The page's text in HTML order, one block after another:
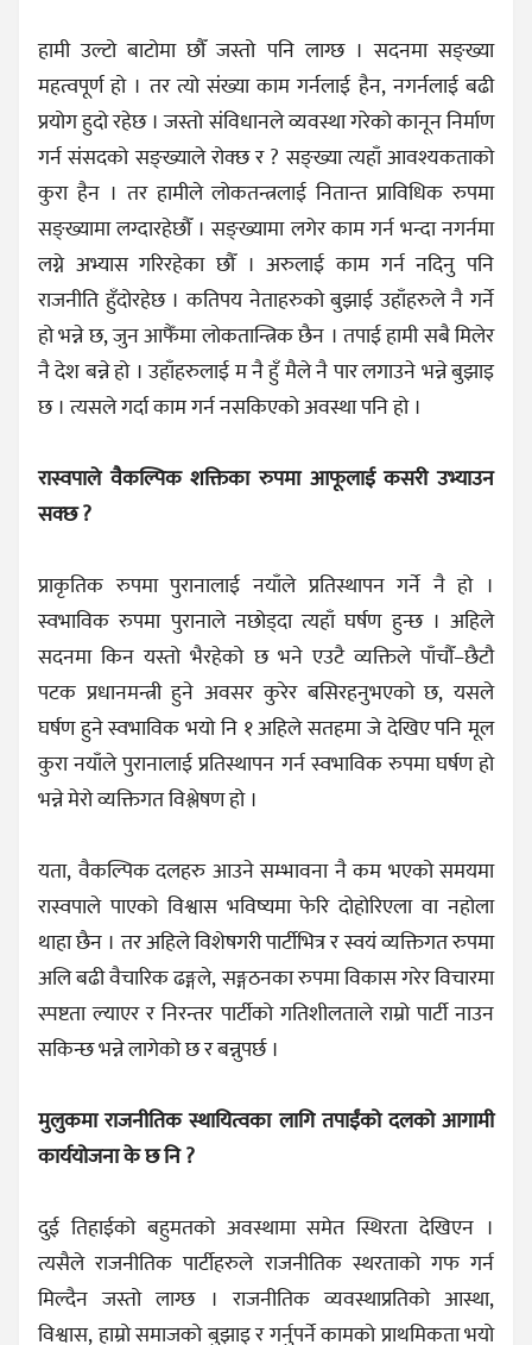
हामी उल्टो बाटोमा छौँ जस्तो पनि लाग्छ । सदनमा सङ्ख्या
महत्वपूर्ण हो । तर त्यो संख्या काम गर्नलाई हैन, नगर्नलाई बढी
प्रयोग हुदो रहेछ । जस्तो संविधानले व्यवस्था गरेको कानून निर्माण
गर्न संसदको सङ्ख्याले रोक्छ र ? सङ्ख्या त्यहाँ आवश्यकताको
कुरा हैन । तर हामीले लोकतन्त्रलाई नितान्त प्राविधिक रुपमा
सङ्ख्यामा लग्दारहेछौँ । सङ्ख्यामा लगेर काम गर्न भन्दा नगर्नमा
लग्ने अभ्यास गरिरहेका छौँ । अरुलाई काम गर्न नदिनु पनि
राजनीति हुँदोरहेछ । कतिपय नेताहरुको बुझाई उहाँहरुले नै गर्ने
हो भन्ने छ, जुन आफैँमा लोकतान्त्रिक छैन । तपाई हामी सबै मिलेर
नै देश बन्ने हो । उहाँहरुलाई म नै हुँ मैले नै पार लगाउने भन्ने बुझाइ
छ । त्यसले गर्दा काम गर्न नसकिएको अवस्था पनि हो ।
रास्वपाले वैकल्पिक शक्तिका रुपमा आफूलाई कसरी उभ्याउन
सक्छ ?
प्राकृतिक रुपमा पुरानालाई नयाँले प्रतिस्थापन गर्ने नै हो ।
स्वभाविक रुपमा पुरानाले नछोड्दा त्यहाँ घर्षण हुन्छ । अहिले
सदनमा किन यस्तो भैरहेको छ भने एउटै व्यक्तिले पाँचौँ–छैटौ
पटक प्रधानमन्त्री हुने अवसर कुरेर बसिरहनुभएको छ, यसले
घर्षण हुने स्वभाविक भयो नि १ अहिले सतहमा जे देखिए पनि मूल
कुरा नयाँले पुरानालाई प्रतिस्थापन गर्न स्वभाविक रुपमा घर्षण हो
भन्ने मेरो व्यक्तिगत विश्लेषण हो ।
यता, वैकल्पिक दलहरु आउने सम्भावना नै कम भएको समयमा
रास्वपाले पाएको विश्वास भविष्यमा फेरि दोहोरिएला वा नहोला
थाहा छैन । तर अहिले विशेषगरी पार्टीभित्र र स्वयं व्यक्तिगत रुपमा
अलि बढी वैचारिक ढङ्गले, सङ्गठनका रुपमा विकास गरेर विचारमा
स्पष्टता ल्याएर र निरन्तर पार्टीको गतिशीलताले राम्रो पार्टी नाउन
सकिन्छ भन्ने लागेको छ र बन्नुपर्छ ।
मुलुकमा राजनीतिक स्थायित्वका लागि तपाईंको दलको आगामी
कार्ययोजना के छ नि ?
दुई तिहाईको बहुमतको अवस्थामा समेत स्थिरता देखिएन ।
त्यसैले राजनीतिक पार्टीहरुले राजनीतिक स्थरताको गफ गर्न
मिल्दैन जस्तो लाग्छ । राजनीतिक व्यवस्थाप्रतिको आस्था,
विश्वास, हाम्रो समाजको बुझाइ र गर्नुपर्ने कामको प्राथमिकता भयो